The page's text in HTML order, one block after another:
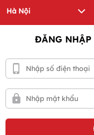
ĐĂNG NHẬP